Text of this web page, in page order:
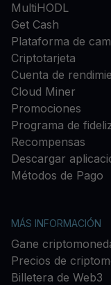
MultiHODL
Get Cash
Plataforma de
Criptotarjeta
Cuenta de
Cloud Miner
Promociones
Programa de
Recompensas
Descargar
Métodos de Pago
MÁS INFORMACIÓN
Gane
Precios de
Billetera de Web3